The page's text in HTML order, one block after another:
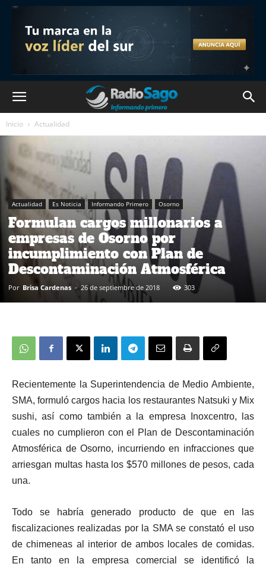
Inicio Actualidad
Actualidad Es Noticia Informando Primero Osorno
Formulan cargos millonarios a
empresas de Osorno por
incumplimiento con Plan de
Descontaminación Atmosférica
Por Brisa Cardenas - 26 de septiembre de 2018 303
Recientemente la Superintendencia de Medio Ambiente,
SMA, formuló cargos hacia los restaurantes Natsuki y Mix
sushi, así como también a la empresa Inoxcentro, las
cuales no cumplieron con el Plan de Descontaminación
Atmosférica de Osorno, incurriendo en infracciones que
arriesgan multas hasta los $570 millones de pesos, cada
una.
Todo se habría generado producto de que en las
fiscalizaciones realizadas por la SMA se constató el uso
de chimeneas al interior de ambos locales de comidas.
En tanto en la empresa comercial se identificó la